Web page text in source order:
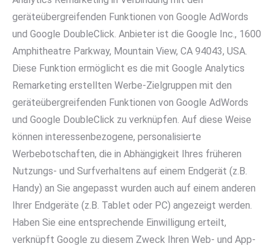
geräteübergreifenden Funktionen von Google AdWords
und Google DoubleClick. Anbieter ist die Google Inc., 1600
Amphitheatre Parkway, Mountain View, CA 94043, USA.
Diese Funktion ermöglicht es die mit Google Analytics
Remarketing erstellten Werbe-Zielgruppen mit den
geräteübergreifenden Funktionen von Google AdWords
und Google DoubleClick zu verknüpfen. Auf diese Weise
können interessenbezogene, personalisierte
Werbebotschaften, die in Abhängigkeit Ihres früheren
Nutzungs- und Surfverhaltens auf einem Endgerät (z.B.
Handy) an Sie angepasst wurden auch auf einem anderen
Ihrer Endgeräte (z.B. Tablet oder PC) angezeigt werden.
Haben Sie eine entsprechende Einwilligung erteilt,
verknüpft Google zu diesem Zweck Ihren Web- und App-